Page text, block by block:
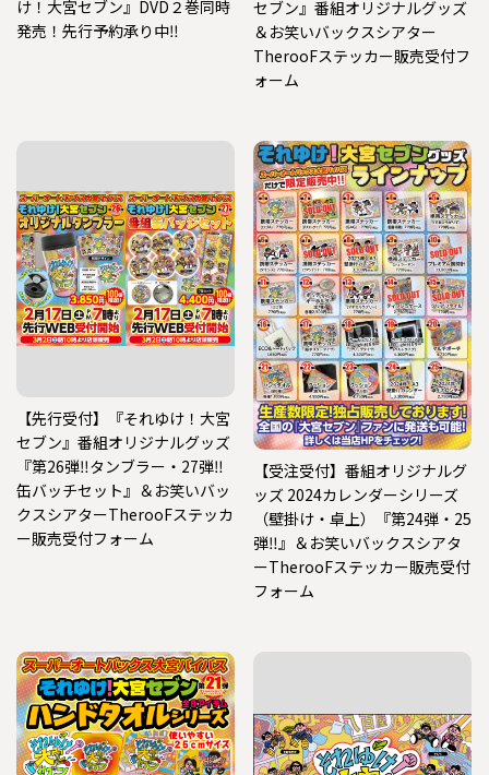
け！大宮セブン』DVD２巻同時
発売！先行予約承り中‼
セブン』番組オリジナルグッズ
＆お笑いバックスシアター
TherooFステッカー販売受付フ
ォーム
【先行受付】『それゆけ！大宮
セブン』番組オリジナルグッズ
『第26弾‼タンブラー・27弾‼
缶バッチセット』＆お笑いバッ
クスシアターTherooFステッカ
ー販売受付フォーム
【受注受付】番組オリジナルグ
ッズ 2024カレンダーシリーズ
（壁掛け・卓上）『第24弾・25
弾‼』＆お笑いバックスシアタ
ーTherooFステッカー販売受付
フォーム